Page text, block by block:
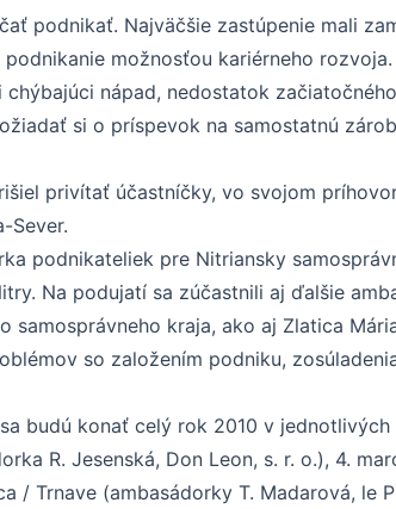
podnikať. Najväčšie zastúpenie mali
možnosťou kariérneho rozvoja.
nápad, nedostatok
si o príspevok na samostatnú
privítať účastníčky, vo svojom
Sever.
podnikateliek pre Nitriansky
Na podujatí sa zúčastnili aj ďalšie
samosprávneho kraja, ako aj Zlatica
so založením podniku,
budú konať celý rok 2010 v
R. Jesenská, Don Leon, s. r. o.), 4.
/ Trnave (ambasádorky T. Madarová, le